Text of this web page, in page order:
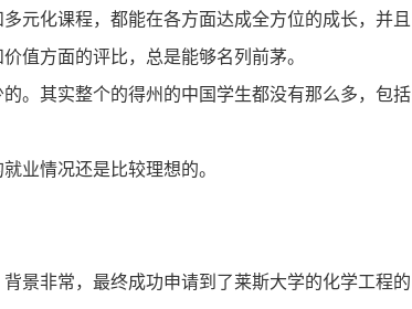
元化课程，都能在各方面达成全方位的成长，并且
值方面的评比，总是能够名列前茅。
。其实整个的得州的中国学生都没有那么多，包括
业情况还是比较理想的。
景非常，最终成功申请到了莱斯大学的化学工程的